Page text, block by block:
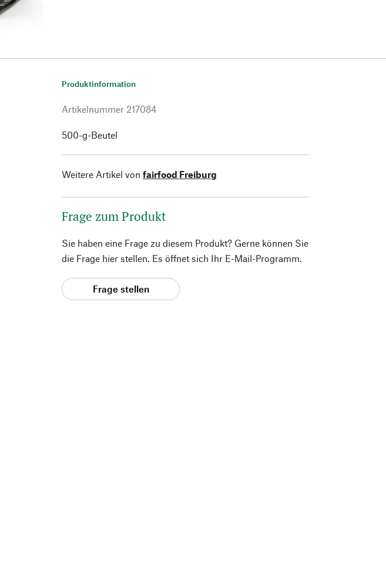
Produktinformation
Artikelnummer 217084
500-g-Beutel
Weitere Artikel von fairfood Freiburg
Frage zum Produkt
Sie haben eine Frage zu diesem Produkt? Gerne können Sie
die Frage hier stellen. Es öffnet sich Ihr E-Mail-Programm.
Frage stellen